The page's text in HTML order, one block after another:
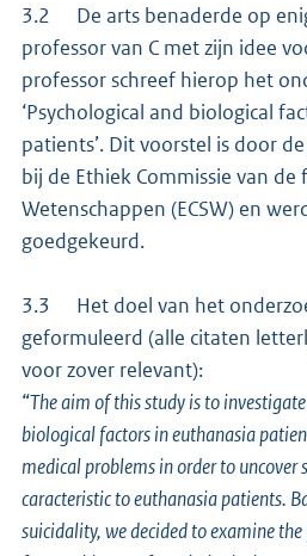
3.2 De arts benaderde op
professor van C met zijn idee
professor schreef hierop het
‘Psychological and biological
patients’. Dit voorstel is door
bij de Ethiek Commissie van de
Wetenschappen (ECSW) en
goedgekeurd.
3.3 Het doel van het
geformuleerd (alle citaten
voor zover relevant):
“The aim of this study is to
biological factors in euthanasia
medical problems in order to uncover
caracteristic to euthanasia patients.
suicidality, we decided to examine